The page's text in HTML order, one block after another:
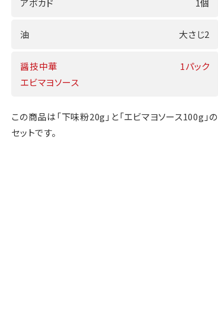
アボカド 1個
油 大さじ2
醤技中華
エビマヨソース
1パック
この商品は「下味粉20g」と「エビマヨソース100g」の
セットです。